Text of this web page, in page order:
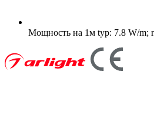
Мощность на 1м typ: 7.8 W/m;